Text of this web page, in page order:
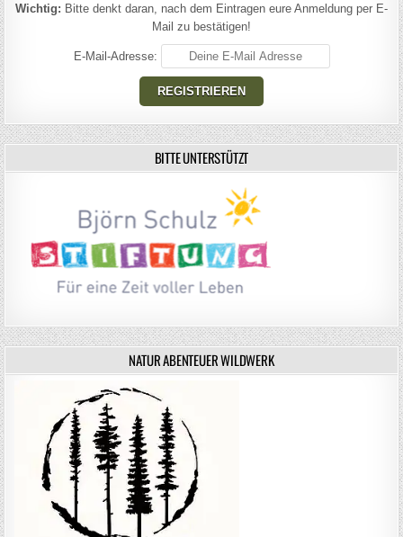
Wichtig: Bitte denkt daran, nach dem Eintragen eure Anmeldung per E-
Mail zu bestätigen!
E-Mail-Adresse:
BITTE UNTERSTÜTZT
NATUR ABENTEUER WILDWERK